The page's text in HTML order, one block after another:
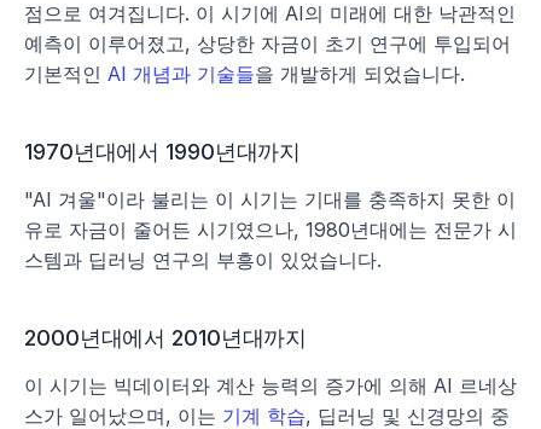
점으로 여겨집니다. 이 시기에 AI의 미래에 대한 낙관적인
예측이 이루어졌고, 상당한 자금이 초기 연구에 투입되어
기본적인 AI 개념과 기술들을 개발하게 되었습니다.
1970년대에서 1990년대까지
"AI 겨울"이라 불리는 이 시기는 기대를 충족하지 못한 이
유로 자금이 줄어든 시기였으나, 1980년대에는 전문가 시
스템과 딥러닝 연구의 부흥이 있었습니다.
2000년대에서 2010년대까지
이 시기는 빅데이터와 계산 능력의 증가에 의해 AI 르네상
스가 일어났으며, 이는 기계 학습, 딥러닝 및 신경망의 중